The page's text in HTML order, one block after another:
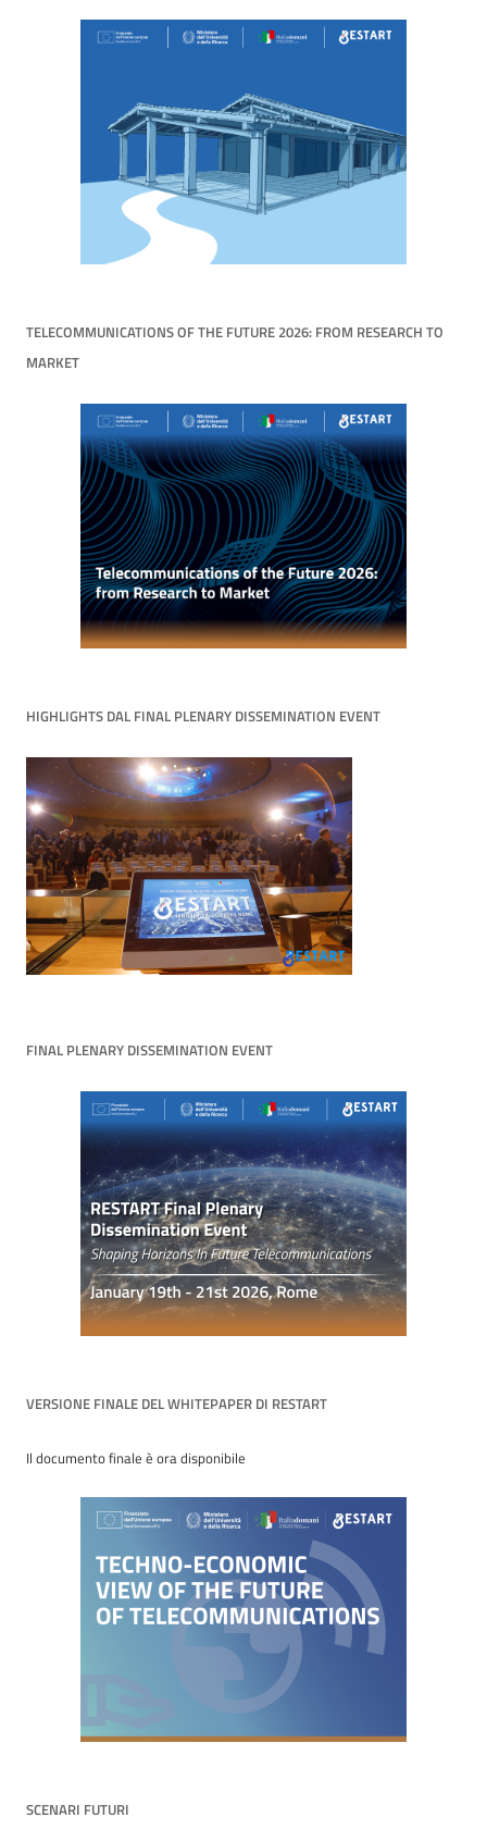
TELECOMMUNICATIONS OF THE FUTURE 2026: FROM RESEARCH TO
MARKET
HIGHLIGHTS DAL FINAL PLENARY DISSEMINATION EVENT
FINAL PLENARY DISSEMINATION EVENT
VERSIONE FINALE DEL WHITEPAPER DI RESTART
Il documento finale è ora disponibile
SCENARI FUTURI